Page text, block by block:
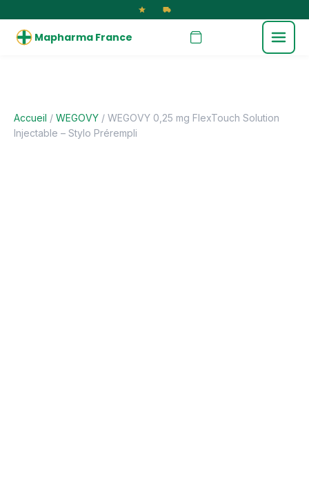
Mapharma France
Accueil / WEGOVY / WEGOVY 0,25 mg FlexTouch Solution
Injectable – Stylo Prérempli